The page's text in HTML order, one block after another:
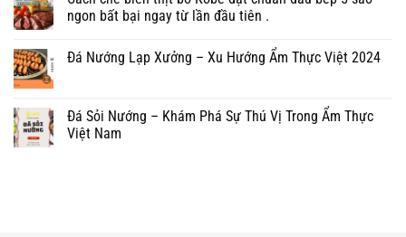
ngon bất bại ngay từ lần đầu tiên .
Đá Nướng Lạp Xưởng – Xu Hướng Ẩm Thực Việt 2024
Đá Sỏi Nướng – Khám Phá Sự Thú Vị Trong Ẩm Thực
Việt Nam